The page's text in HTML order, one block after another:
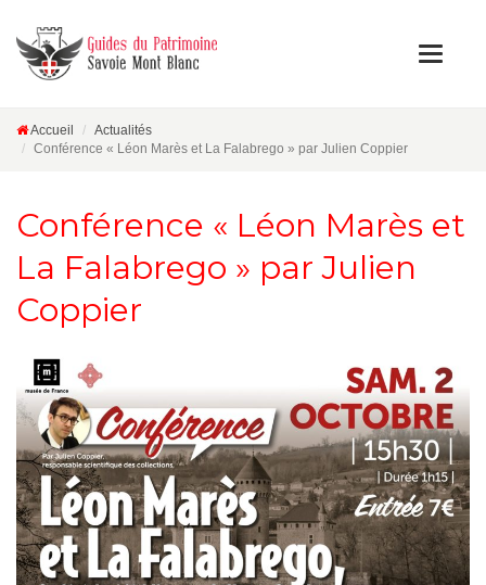
Accueil
Actualités
Conférence « Léon Marès et La Falabrego » par Julien Coppier
Conférence « Léon Marès et
La Falabrego » par Julien
Coppier